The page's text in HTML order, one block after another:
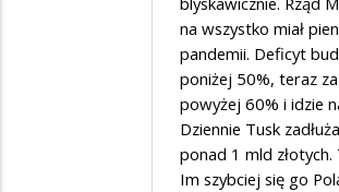
Koreańczykami
na wszystko miał
pandemii. Deficyt
poniżej 50%, teraz
powyżej 60% i idzie
Dziennie Tusk
ponad 1 mld złotych.
Im szybciej się go